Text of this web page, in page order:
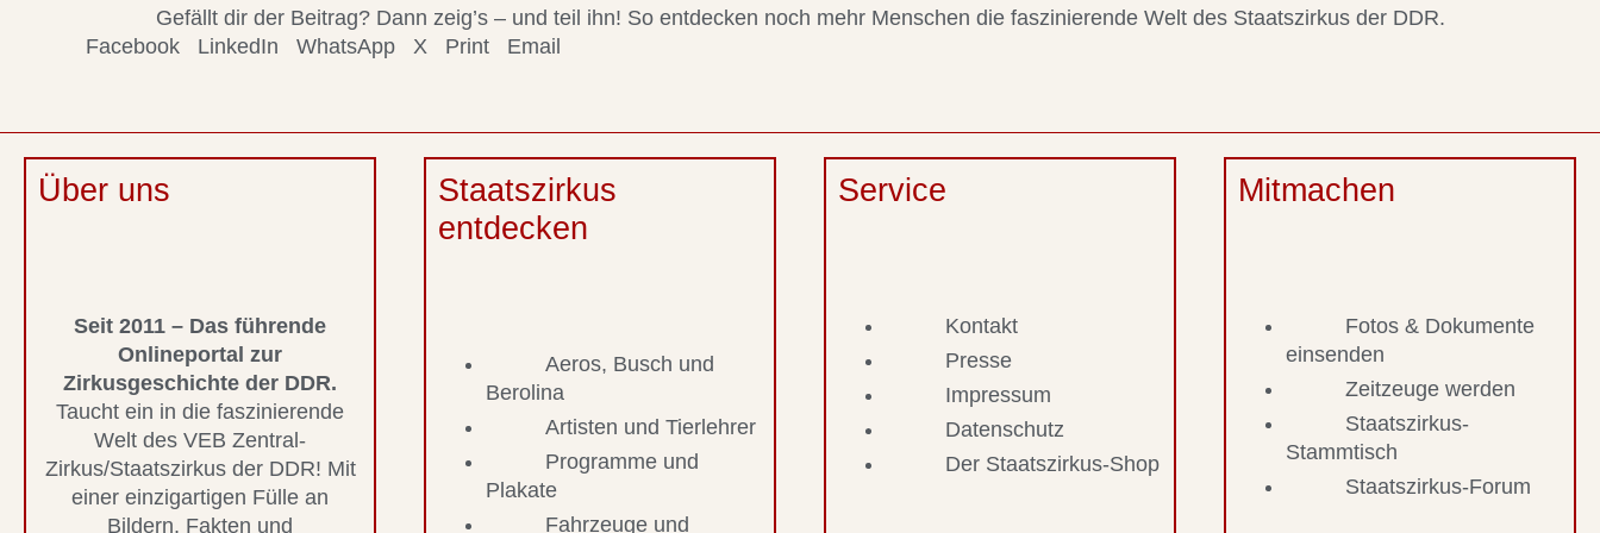
Gefällt dir der Beitrag? Dann zeig’s – und teil ihn! So entdecken noch mehr Menschen die faszinierende Welt des Staatszirkus der DDR.
Facebook
LinkedIn WhatsApp X Print Email
Über uns
Seit 2011 – Das führende
Onlineportal zur
Zirkusgeschichte der DDR.
Taucht ein in die faszinierende
Welt des VEB Zentral-
Zirkus/Staatszirkus der DDR! Mit
einer einzigartigen Fülle an
Bildern, Fakten und
Staatszirkus
entdecken
Aeros, Busch und
Berolina
Artisten und Tierlehrer
Programme und
Plakate
Fahrzeuge und
Service
Kontakt
Presse
Impressum
Datenschutz
Der Staatszirkus-Shop
Mitmachen
Fotos & Dokumente
einsenden
Zeitzeuge werden
Staatszirkus-
Stammtisch
Staatszirkus-Forum